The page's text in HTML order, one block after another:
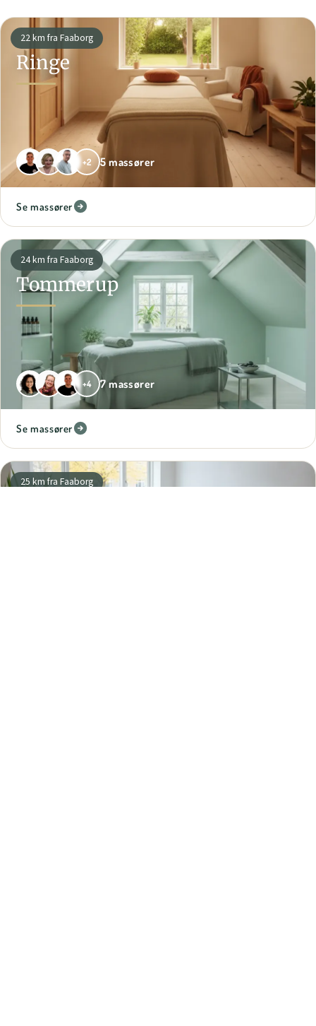
22 km fra Faaborg
Ringe
+2 5 massører
Se massører
24 km fra Faaborg
Tommerup
+4 7 massører
Se massører
25 km fra Faaborg